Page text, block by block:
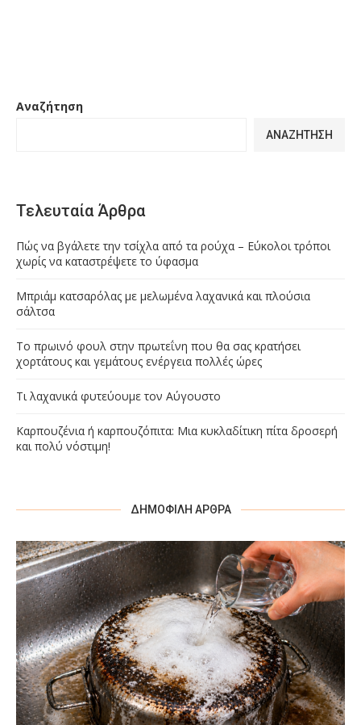
Αναζήτηση
ΑΝΑΖΉΤΗΣΗ
Τελευταία Άρθρα
Πώς να βγάλετε την τσίχλα από τα ρούχα – Εύκολοι τρόποι
χωρίς να καταστρέψετε το ύφασμα
Μπριάμ κατσαρόλας με μελωμένα λαχανικά και πλούσια
σάλτσα
Το πρωινό φουλ στην πρωτεΐνη που θα σας κρατήσει
χορτάτους και γεμάτους ενέργεια πολλές ώρες
Τι λαχανικά φυτεύουμε τον Αύγουστο
Καρπουζένια ή καρπουζόπιτα: Μια κυκλαδίτικη πίτα δροσερή
και πολύ νόστιμη!
ΔΗΜΟΦΙΛΉ ΆΡΘΡΑ